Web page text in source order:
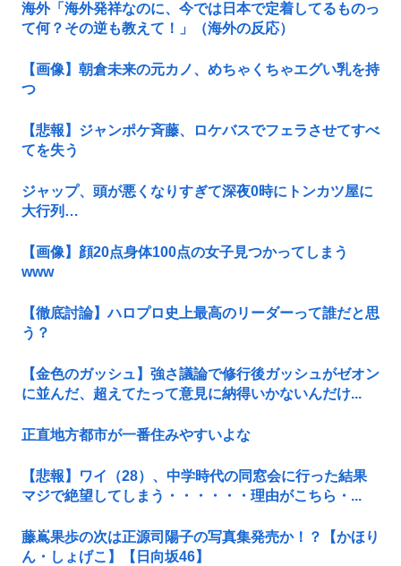
海外「海外発祥なのに、今では日本で定着してるものっ
て何？その逆も教えて！」（海外の反応）
【画像】朝倉未来の元カノ、めちゃくちゃエグい乳を持
つ
【悲報】ジャンポケ斉藤、ロケバスでフェラさせてすべ
てを失う
ジャップ、頭が悪くなりすぎて深夜0時にトンカツ屋に
大行列…
【画像】顔20点身体100点の女子見つかってしまう
www
【徹底討論】ハロプロ史上最高のリーダーって誰だと思
う？
【金色のガッシュ】強さ議論で修行後ガッシュがゼオン
に並んだ、超えてたって意見に納得いかないんだけ...
正直地方都市が一番住みやすいよな
【悲報】ワイ（28）、中学時代の同窓会に行った結果
マジで絶望してしまう・・・・・・理由がこちら・...
藤嶌果歩の次は正源司陽子の写真集発売か！？【かほり
ん・しょげこ】【日向坂46】